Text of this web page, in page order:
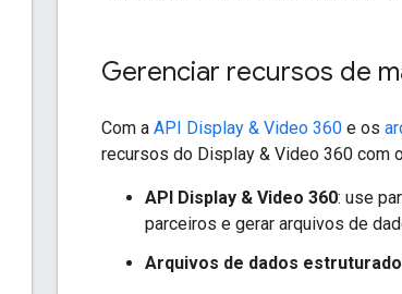
Gerenciar recursos de
Com a API Display & Video 360 e os
recursos do Display & Video 360 com
API Display & Video 360: use
parceiros e gerar arquivos de
Arquivos de dados